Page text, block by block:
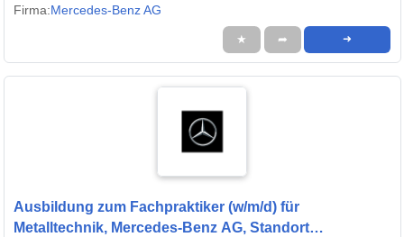
Firma:Mercedes-Benz AG
★ ➦ ➜
Ausbildung zum Fachpraktiker (w/m/d) für
Metalltechnik, Mercedes-Benz AG, Standort